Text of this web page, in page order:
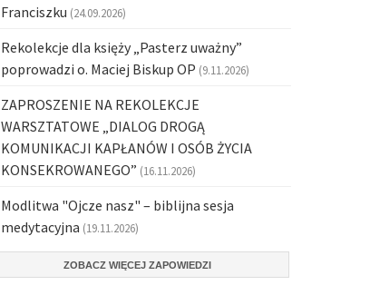
Franciszku (24.09.2026)
Rekolekcje dla księży „Pasterz uważny”
poprowadzi o. Maciej Biskup OP (9.11.2026)
ZAPROSZENIE NA REKOLEKCJE
WARSZTATOWE „DIALOG DROGĄ
KOMUNIKACJI KAPŁANÓW I OSÓB ŻYCIA
KONSEKROWANEGO” (16.11.2026)
Modlitwa "Ojcze nasz" – biblijna sesja
medytacyjna (19.11.2026)
ZOBACZ WIĘCEJ ZAPOWIEDZI